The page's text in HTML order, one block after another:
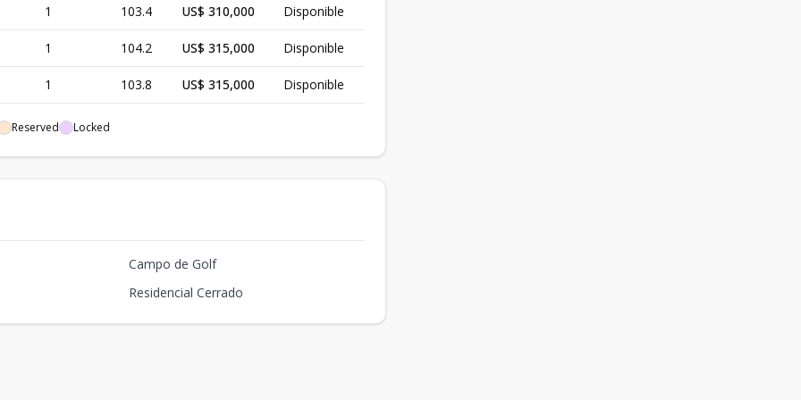
1 103.4 US$ 310,000 Disponible
1 104.2 US$ 315,000 Disponible
1 103.8 US$ 315,000 Disponible
1
1 106.1 US$ 315,000 Disponible
106.1 US$ 320,000
Reserved Locked
Campo de Golf
Residencial Cerrado